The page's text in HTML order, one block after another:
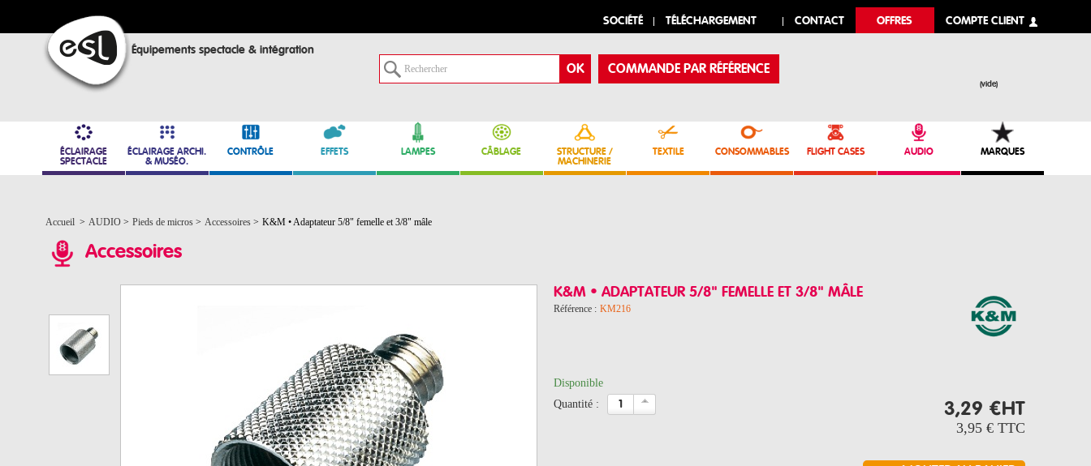
SOCIÉTÉ TÉLÉCHARGEMENT CONTACT OFFRES COMPTE CLIENT
Équipements spectacle & intégration
(vide)
COMMANDE PAR RÉFÉRENCE
ÉCLAIRAGE
SPECTACLE
ÉCLAIRAGE ARCHI.
& MUSÉO.
CONTRÔLE EFFETS LAMPES CÂBLAGE
STRUCTURE /
MACHINERIE
TEXTILE CONSOMMABLES FLIGHT CASES AUDIO MARQUES
Accueil > AUDIO > Pieds de micros > Accessoires > K&M • Adaptateur 5/8" femelle et 3/8" mâle
Accessoires
K&M • ADAPTATEUR 5/8" FEMELLE ET 3/8" MÂLE
Référence : KM216
Disponible
quantité :
3,29 €HT
3,95 € TTC